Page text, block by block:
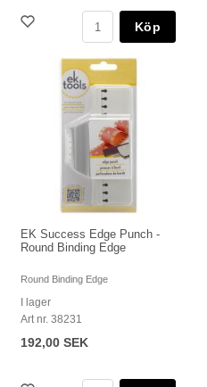
Köp
EK Success Edge Punch -
Round Binding Edge
Round Binding Edge
I lager
Art nr. 38231
192,00 SEK